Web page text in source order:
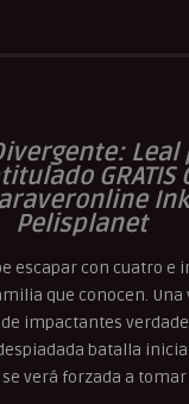
GRATIS
Pelisplanet
escapar con cuatro e
que conocen.
impactantes
batalla inicia
verá forzada a